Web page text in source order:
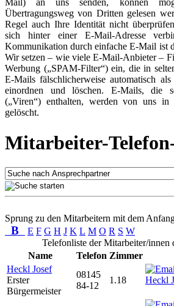
Mail) an uns senden, können
Übertragungsweg von Dritten gelesen
Regel auch Ihre Identität nicht
sich hinter einer E-Mail-Adresse
Kommunikation durch einfache E-Mail ist
Wir setzen – wie viele E-Mail-Anbieter –
Werbung („SPAM-Filter“) ein, die in
E-Mails fälschlicherweise automatisch
einordnen und löschen. E-Mails, die
(„Viren“) enthalten, werden von uns in
gelöscht.
Mitarbeiter-
Sprung zu den Mitarbeitern mit dem
B E F G H J K L M O R S W
Telefonliste der Mitarbeiter/innen
Name
Telefon Zimmer
Heckl Josef
Erster
Bürgermeister
08145
84-12
1.18